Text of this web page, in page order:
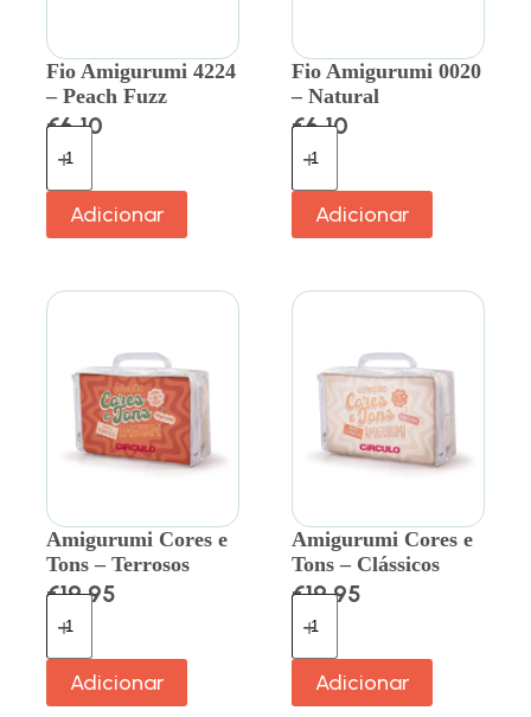
Fio Amigurumi 4224
– Peach Fuzz
€6.10
Adicionar
Fio Amigurumi 0020
– Natural
€6.10
Adicionar
Amigurumi Cores e
Tons – Terrosos
€19.95
Adicionar
Amigurumi Cores e
Tons – Clássicos
€19.95
Adicionar